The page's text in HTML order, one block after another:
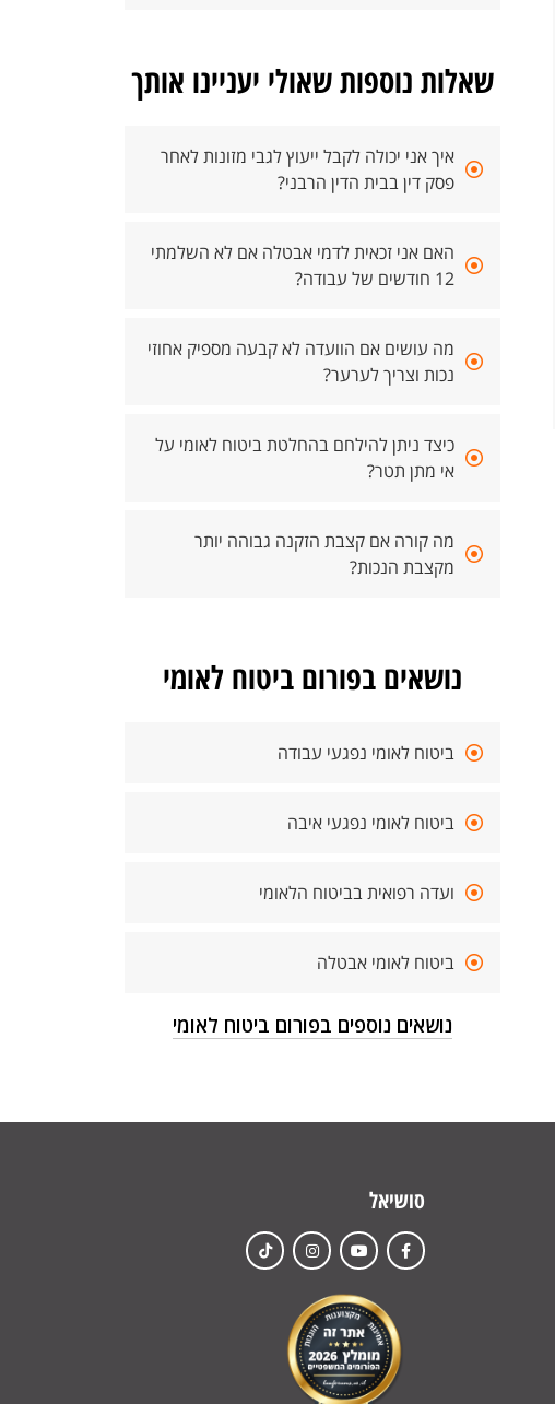
שאלות נוספות שאולי יעניינו אותך
איך אני יכולה לקבל ייעוץ לגבי מזונות לאחר
פסק דין בבית הדין הרבני?
האם אני זכאית לדמי אבטלה אם לא השלמתי
12 חודשים של עבודה?
מה עושים אם הוועדה לא קבעה מספיק אחוזי
נכות וצריך לערער?
כיצד ניתן להילחם בהחלטת ביטוח לאומי על
אי מתן תטר?
מה קורה אם קצבת הזקנה גבוהה יותר
מקצבת הנכות?
נושאים בפורום ביטוח לאומי
ביטוח לאומי נפגעי עבודה
ביטוח לאומי נפגעי איבה
ועדה רפואית בביטוח הלאומי
ביטוח לאומי אבטלה
נושאים נוספים בפורום ביטוח לאומי
סושיאל